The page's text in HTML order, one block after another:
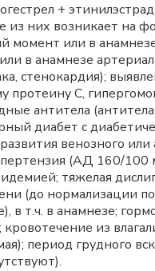
+
из них возникает на
момент или в
в анамнезе
стенокардия);
протеину С,
антитела
диабет с
венозного
(АД 160/
тяжелая
(до нормализации
в т.ч. в анамнезе;
из
период грудного